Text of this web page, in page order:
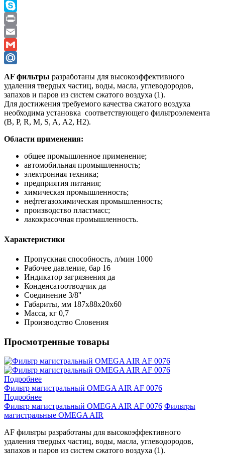
Viber
Skype
Print
Email
Gmail
AF фильтры разработаны для высокоэффективного
удаления твердых частиц, воды, масла, углеводородов,
запахов и паров из систем сжатого воздуха (1).
Для достижения требуемого качества сжатого воздуха
необходима установка соответствующего фильтроэлемента
(B, P, R, M, S, A, A2, H2).
Области применения:
общее промышленное применение;
автомобильная промышленность;
электронная техника;
предприятия питания;
химическая промышленность;
нефтегазохимическая промышленность;
производство пластмасс;
лакокрасочная промышленность.
Характеристики
Пропускная способность, л/мин 1000
Рабочее давление, бар 16
Индикатор загрязнения да
Конденсатоотводчик да
Соединение 3/8''
Габариты, мм 187х88х20х60
Масса, кг 0,7
Производство Словения
Просмотренные товары
Подробнее
Фильтр магистральный OMEGA AIR AF 0076
Подробнее
Фильтр магистральный OMEGA AIR AF 0076 Фильтры
магистральные OMEGA AIR
AF фильтры разработаны для высокоэффективного
удаления твердых частиц, воды, масла, углеводородов,
запахов и паров из систем сжатого воздуха (1).